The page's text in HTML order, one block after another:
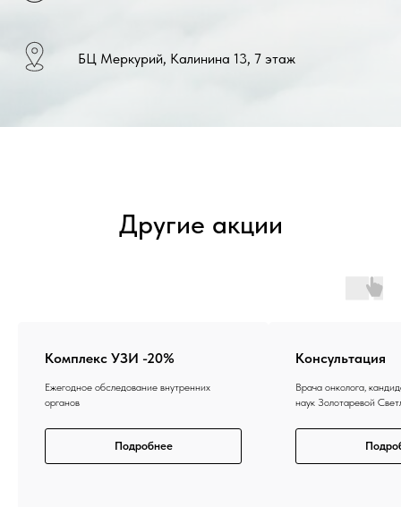
БЦ Меркурий, Калинина 13, 7 этаж
Другие акции
Комплекс УЗИ -20%
Ежегодное обследование внутренних
органов
Подробнее
Консультация
Врача онколога,
наук Золотаревой